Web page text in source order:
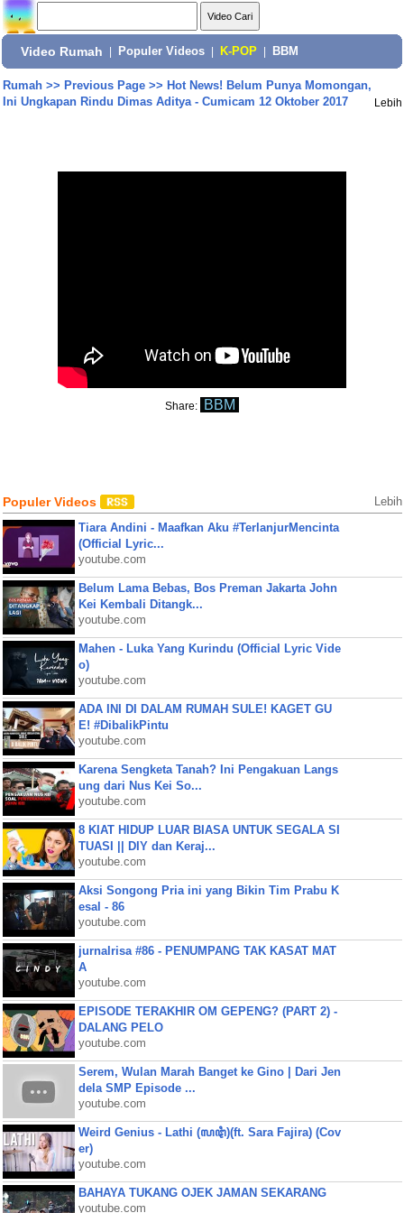
Video Rumah Populer Videos K-POP BBM
Rumah>> Previous Page>> Hot News! Belum Punya Momongan,
Ini Ungkapan Rindu Dimas Aditya - Cumicam 12 Oktober 2017
Lebih
Share: BBM
Populer Videos Lebih
Tiara Andini - Maafkan Aku #TerlanjurMencinta
(Official Lyric...
youtube.com
Belum Lama Bebas, Bos Preman Jakarta John
Kei Kembali Ditangk...
youtube.com
Mahen - Luka Yang Kurindu (Official Lyric Vide
o)
youtube.com
ADA INI DI DALAM RUMAH SULE! KAGET GU
E! #DibalikPintu
youtube.com
Karena Sengketa Tanah? Ini Pengakuan Langs
ung dari Nus Kei So...
youtube.com
8 KIAT HIDUP LUAR BIASA UNTUK SEGALA SI
TUASI || DIY dan Keraj...
youtube.com
Aksi Songong Pria ini yang Bikin Tim Prabu K
esal - 86
youtube.com
jurnalrisa #86 - PENUMPANG TAK KASAT MAT
A
youtube.com
EPISODE TERAKHIR OM GEPENG? (PART 2) -
DALANG PELO
youtube.com
Serem, Wulan Marah Banget ke Gino | Dari Jen
dela SMP Episode ...
youtube.com
Weird Genius - Lathi (ꦭꦛꦶ)(ft. Sara Fajira) (Cov
er)
youtube.com
BAHAYA TUKANG OJEK JAMAN SEKARANG
youtube.com